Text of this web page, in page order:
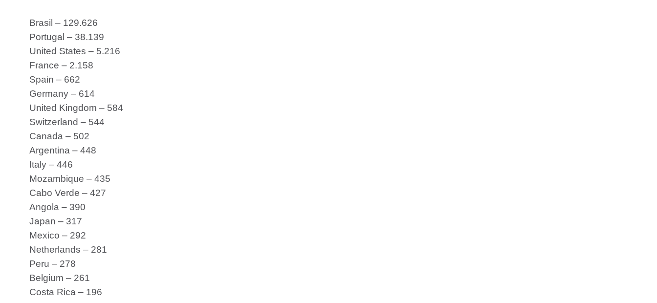
Brasil – 129.626
Portugal – 38.139
United States – 5.216
France – 2.158
Spain – 662
Germany – 614
United Kingdom – 584
Switzerland – 544
Canada – 502
Argentina – 448
Italy – 446
Mozambique – 435
Cabo Verde – 427
Angola – 390
Japan – 317
Mexico – 292
Netherlands – 281
Peru – 278
Belgium – 261
Costa Rica – 196